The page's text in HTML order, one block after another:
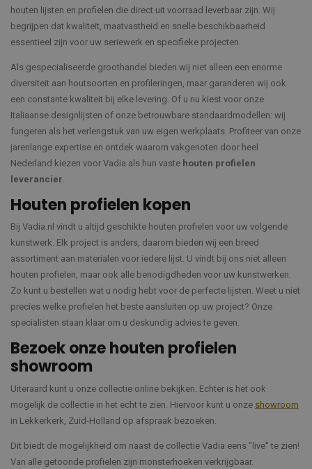
houten lijsten en profielen die direct uit voorraad leverbaar zijn. Wij
begrijpen dat kwaliteit, maatvastheid en snelle beschikbaarheid
essentieel zijn voor uw seriewerk en specifieke projecten.
Als gespecialiseerde groothandel bieden wij niet alleen een enorme
diversiteit aan houtsoorten en profileringen, maar garanderen wij ook
een constante kwaliteit bij elke levering. Of u nu kiest voor onze
Italiaanse designlijsten of onze betrouwbare standaardmodellen: wij
fungeren als het verlengstuk van uw eigen werkplaats. Profiteer van onze
jarenlange expertise en ontdek waarom vakgenoten door heel
Nederland kiezen voor Vadia als hun vaste houten profielen
leverancier
Houten profielen kopen
Bij Vadia.nl vindt u altijd geschikte houten profielen voor uw volgende
kunstwerk. Elk project is anders, daarom bieden wij een breed
assortiment aan materialen voor iedere lijst. U vindt bij ons niet alleen
houten profielen, maar ook alle benodigdheden voor uw kunstwerken.
Zo kunt u bestellen wat u nodig hebt voor de perfecte lijsten. Weet u niet
precies welke profielen het beste aansluiten op uw project? Onze
specialisten staan klaar om u deskundig advies te geven.
Bezoek onze houten profielen
showroom
Uiteraard kunt u onze collectie online bekijken. Echter is het ook
mogelijk de collectie in het echt te zien. Hiervoor kunt u onze showroom
in Lekkerkerk, Zuid-Holland op afspraak bezoeken.
Dit biedt de mogelijkheid om naast de collectie Vadia eens "live" te zien!
Van alle getoonde profielen zijn monsterhoeken verkrijgbaar.